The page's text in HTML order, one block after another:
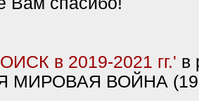
в 2019-2021 гг.' в
МИРОВАЯ ВОЙНА